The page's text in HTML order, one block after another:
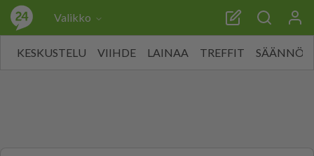
Valikko
KESKUSTELU VIIHDE LAINAA TREFFIT SÄÄNNÖT